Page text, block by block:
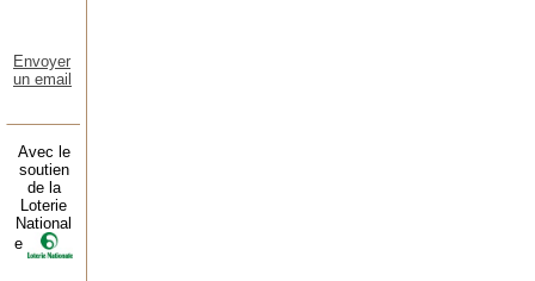
Envoyer
un email
Avec le
soutien
de la
Loterie
National
e